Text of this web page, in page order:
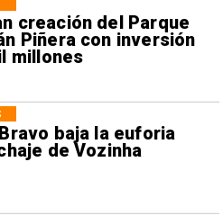
creación del Parque
Piñera con inversión
millones
baja la euforia
de Vozinha